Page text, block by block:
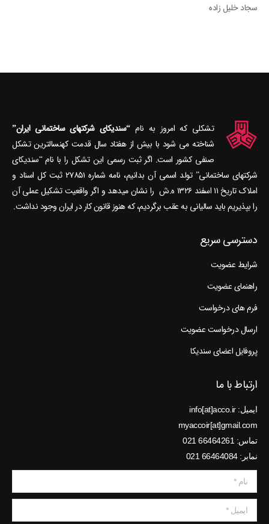
سجاد خلیل زاده
تشکلی که امروز به نام“سندیکای شرکتهای ساختمانی ایران”
شناخته می‎ شود با بیش از هفتاد سال قدمت کهنسال‎ترین تشکل
صنفی کشور است. اگر ثبت رسمی این تشکل را با نام “سندیکای
شرکتهای ساختمانی” تولد اسمی آن بدانیم، نامه شماره ۲۷۸۵۱ ثبت کل اسناد و
املاک تاریخ ۱۱ اسفند ۱۳۲۶ ه.ش را نشان می‎دهد و اگر واقعیت تشکیل عملی آن
را بپذیریم باید سالیانی به عقب برگردیم، که هنوز قانون کار در ایران وجود نداشت.
دسترسی سریع
شرایط عضویت
راهنمای عضویت
فرم های درخواست
ارسال درخواست عضویت
پروفایل اعضای سندیکا
ارتباط با ما
ایمیل: info[at]acco.ir
myaccoir[at]gmail.com
تماس: 66464261 021
نمابر: 66464084 021
نام *
ایمیل *